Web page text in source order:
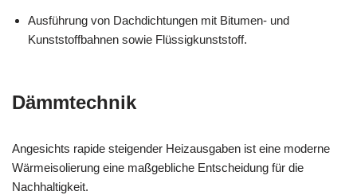
Ausführung von Dachdichtungen mit Bitumen- und
Kunststoffbahnen sowie Flüssigkunststoff.
Dämmtechnik
Angesichts rapide steigender Heizausgaben ist eine moderne
Wärmeisolierung eine maßgebliche Entscheidung für die
Nachhaltigkeit.